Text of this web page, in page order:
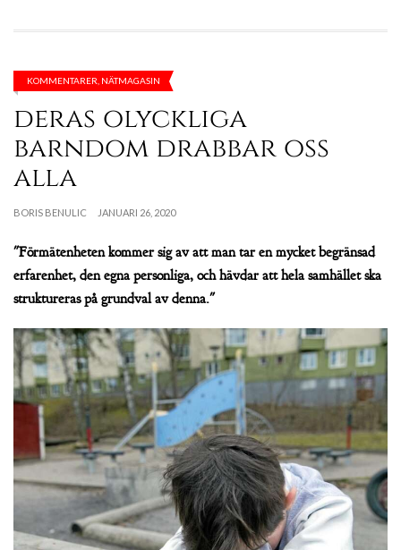
KOMMENTARER NÄTMAGASIN
deras olyckliga
barndom drabbar oss
alla
BORIS BENULIC JANUARI 26, 2020
"Förmätenheten kommer sig av att man tar en mycket begränsad
erfarenhet, den egna personliga, och hävdar att hela samhället ska
struktureras på grundval av denna."